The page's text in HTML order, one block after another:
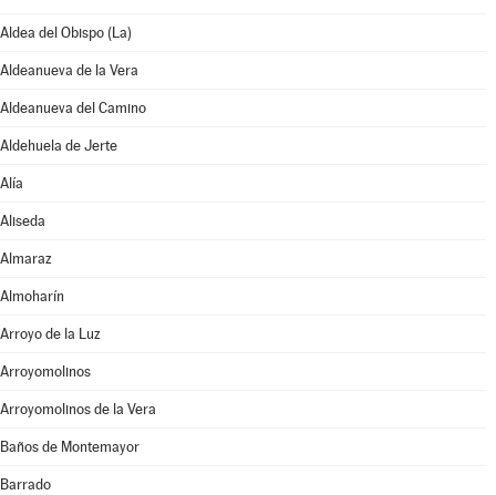
Aldea del Obispo (La)
Aldeanueva de la Vera
Aldeanueva del Camino
Aldehuela de Jerte
Alía
Aliseda
Almaraz
Almoharín
Arroyo de la Luz
Arroyomolinos
Arroyomolinos de la Vera
Baños de Montemayor
Barrado